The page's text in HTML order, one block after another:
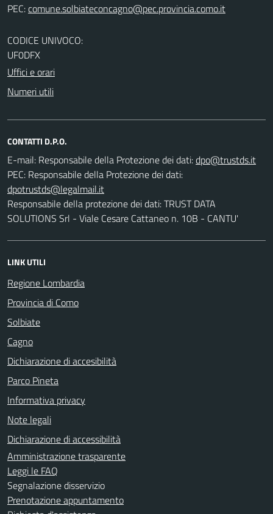
PEC:
CODICE UNIVOCO:
UF0DFX
Uffici e orari
Numeri utili
CONTATTI D.P.O.
E-mail: Responsabile della Protezione dei dati:
PEC: Responsabile della Protezione dei dati:
Responsabile della protezione dei dati: TRUST DATA
SOLUTIONS Srl - Viale Cesare Cattaneo n. 10B - CANTU'
LINK UTILI
Regione Lombardia
Provincia di Como
Solbiate
Cagno
Dichiarazione di accesibilità
Parco Pineta
Informativa privacy
Note legali
Dichiarazione di accessibilità
Amministrazione trasparente
Leggi le FAQ
Segnalazione disservizio
Prenotazione appuntamento